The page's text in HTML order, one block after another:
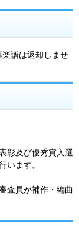
譜は返却しませ
及び優秀賞入選
います。
査員が補作・編曲